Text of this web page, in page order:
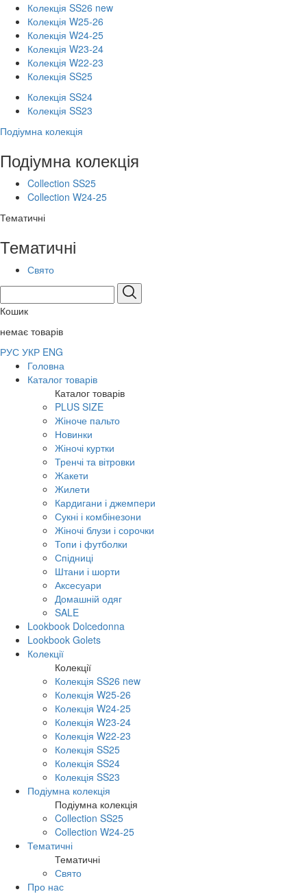
Колекція SS26 new
Колекція W25-26
Колекція W24-25
Колекція W23-24
Колекція W22-23
Колекція SS25
Колекція SS24
Колекція SS23
Подіумна колекція
Подіумна колекція
Collection SS25
Collection W24-25
Тематичні
Тематичні
Свято
Кошик
немає товарів
РУС УКР ENG
Головна
Каталог товарів
Каталог товарів
PLUS SIZE
Жіноче пальто
Новинки
Жіночі куртки
Тренчі та вітровки
Жакети
Жилети
Кардигани і джемпери
Сукні і комбінезони
Жіночі блузи і сорочки
Топи і футболки
Спідниці
Штани і шорти
Аксесуари
Домашній одяг
SALE
Lookbook Dolcedonna
Lookbook Golets
Колекції
Колекції
Колекція SS26 new
Колекція W25-26
Колекція W24-25
Колекція W23-24
Колекція W22-23
Колекція SS25
Колекція SS24
Колекція SS23
Подіумна колекція
Подіумна колекція
Collection SS25
Collection W24-25
Тематичні
Тематичні
Свято
Про нас